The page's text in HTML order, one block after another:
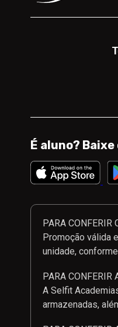
É aluno?
PARA CONFERIR
Promoção válida
unidade,
PARA CONFERIR
A Selfit
armazenadas,